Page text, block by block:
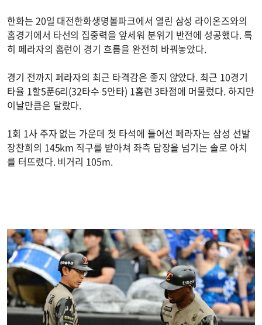
한화는 20일 대전한화생명볼파크에서 열린 삼성 라이온즈와의
홈경기에서 타선의 집중력을 앞세워 분위기 반전에 성공했다. 특
히 페라자의 홈런이 경기 흐름을 완전히 바꿔놓았다.
경기 전까지 페라자의 최근 타격감은 좋지 않았다. 최근 10경기
타율 1할5푼6리(32타수 5안타) 1홈런 3타점에 머물렀다. 하지만
이날만큼은 달랐다.
1회 1사 주자 없는 가운데 첫 타석에 들어선 페라자는 삼성 선발
장찬희의 145km 직구를 받아쳐 좌측 담장을 넘기는 솔로 아치
를 터뜨렸다. 비거리 105m.